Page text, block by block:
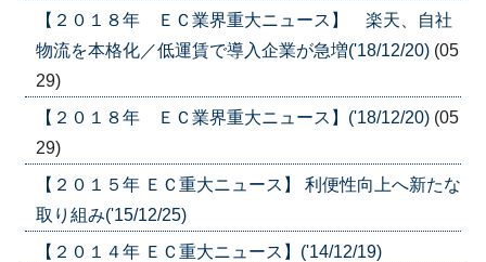
【２０１８年 ＥＣ業界重大ニュース】 楽天、自社
物流を本格化／低運賃で導入企業が急増('18/12/20) (05
29)
【２０１８年 ＥＣ業界重大ニュース】('18/12/20) (05
29)
【２０１５年 ＥＣ重大ニュース】 利便性向上へ新たな
取り組み('15/12/25)
【２０１４年 ＥＣ重大ニュース】('14/12/19)